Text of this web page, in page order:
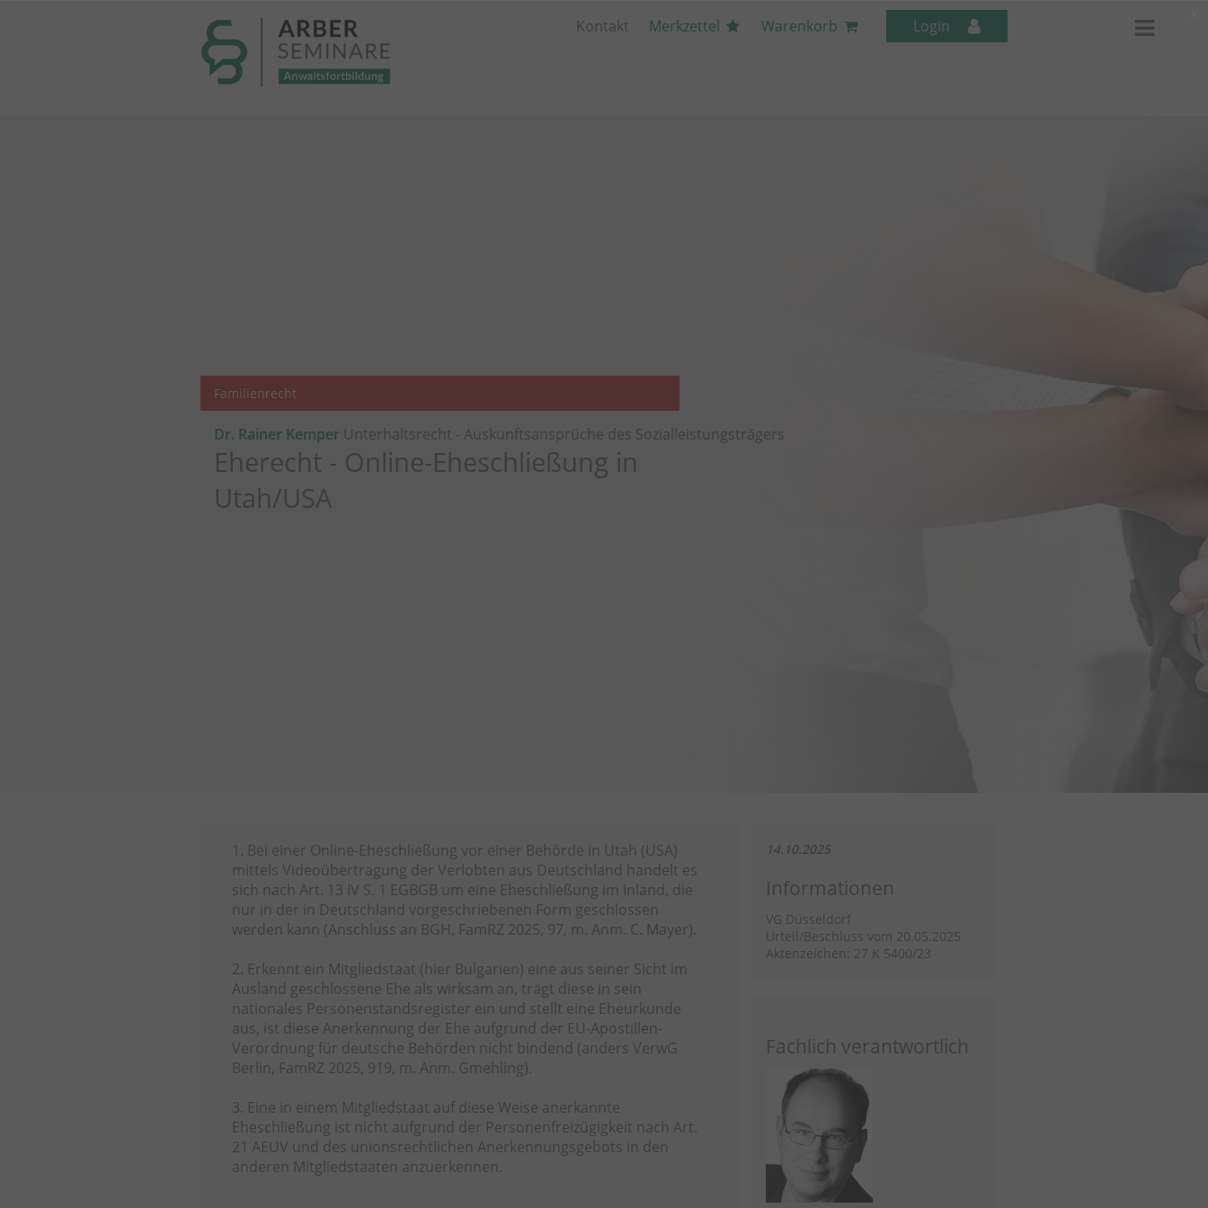
Kontakt Merkzettel Warenkorb Login
Familienrecht
Dr. Rainer Kemper Unterhaltsrecht - Auskunftsansprüche des Sozialleistungsträgers
Eherecht - Online-Eheschließung in
Utah/USA
1. Bei einer Online-Eheschließung vor einer Behörde in Utah (USA)
mittels Videoübertragung der Verlobten aus Deutschland handelt es
sich nach Art. 13 IV S. 1 EGBGB um eine Eheschließung im Inland, die
nur in der in Deutschland vorgeschriebenen Form geschlossen
werden kann (Anschluss an BGH, FamRZ 2025, 97, m. Anm. C. Mayer).
2. Erkennt ein Mitgliedstaat (hier Bulgarien) eine aus seiner Sicht im
Ausland geschlossene Ehe als wirksam an, trägt diese in sein
nationales Personenstandsregister ein und stellt eine Eheurkunde
aus, ist diese Anerkennung der Ehe aufgrund der EU-Apostillen-
Verordnung für deutsche Behörden nicht bindend (anders VerwG
Berlin, FamRZ 2025, 919, m. Anm. Gmehling).
3. Eine in einem Mitgliedstaat auf diese Weise anerkannte
Eheschließung ist nicht aufgrund der Personenfreizügigkeit nach Art.
21 AEUV und des unionsrechtlichen Anerkennungsgebots in den
anderen Mitgliedstaaten anzuerkennen.
14.10.2025
Informationen
VG Düsseldorf
Urteil/Beschluss vom 20.05.2025
Aktenzeichen: 27 K 5400/23
Fachlich verantwortlich